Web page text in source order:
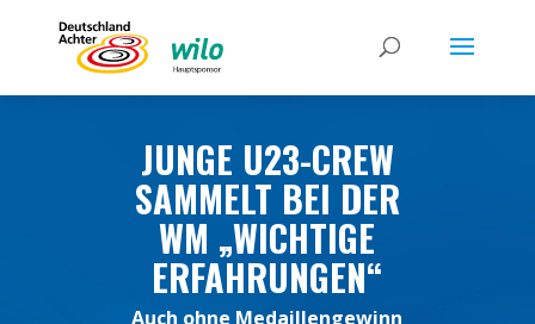
JUNGE U23-CREW
SAMMELT BEI DER
WM „WICHTIGE
ERFAHRUNGEN“
Auch ohne Medaillengewinn